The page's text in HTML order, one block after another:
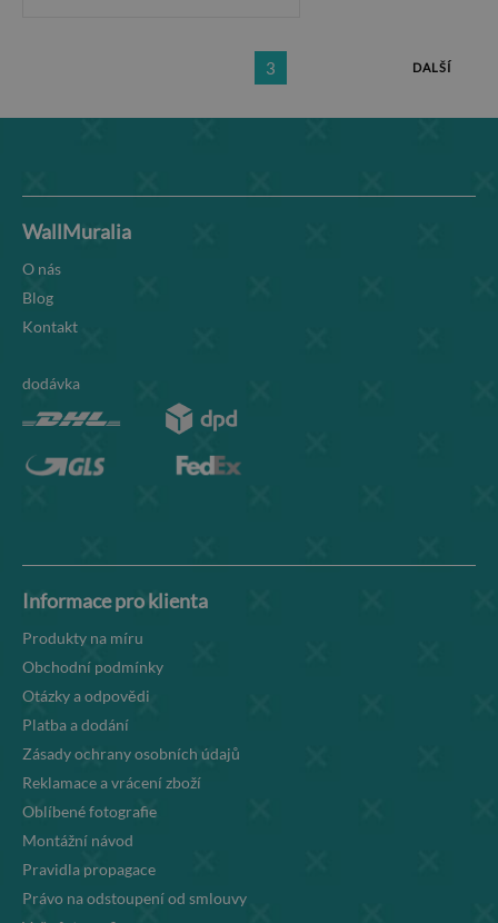
3 DALŠÍ
WallMuralia
O nás
Blog
Kontakt
dodávka
Informace pro klienta
Produkty na míru
Obchodní podmínky
Otázky a odpovědi
Platba a dodání
Zásady ochrany osobních údajů
Reklamace a vrácení zboží
Oblíbené fotografie
Montážní návod
Pravidla propagace
Právo na odstoupení od smlouvy